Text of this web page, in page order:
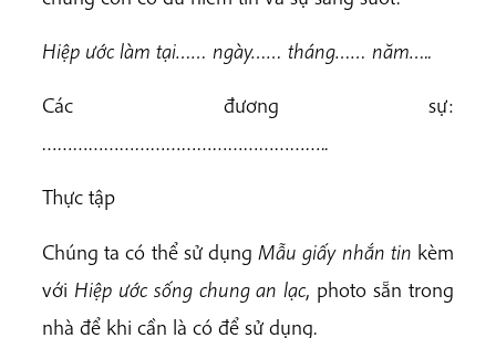
Hiệp ước làm tại…… ngày…… tháng…… năm…..
Các đương sự:
………………………………………………..
Thực tập
Chúng ta có thể sử dụngMẫu giấy nhắn tin kèm
với Hiệp ước sống chung an lạc, photo sẵn trong
nhà để khi cần là có để sử dụng.